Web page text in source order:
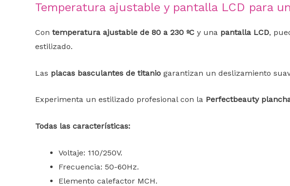
Temperatura ajustable y pantalla LCD para
Con temperatura ajustable de 80 a 230 ºC y una pantalla LCD,
estilizado.
Las placas basculantes de titanio garantizan un deslizamiento
Experimenta un estilizado profesional con la Perfectbeauty
Todas las características:
Voltaje: 110/250V.
Frecuencia: 50-60Hz.
Elemento calefactor MCH.